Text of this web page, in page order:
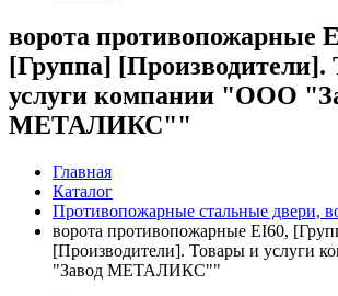
ворота противопожарные
[Группа] [Производители].
услуги компании "ООО
МЕТАЛИКС""
Главная
Каталог
Противопожарные стальные двери,
ворота противопожарные EI60,
[Производители]. Товары и услуги
"Завод МЕТАЛИКС""